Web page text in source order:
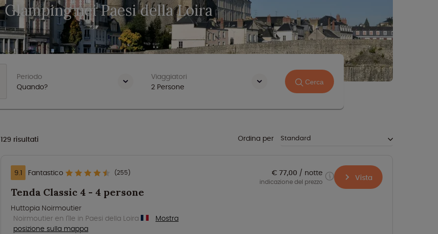
Glamping nei Paesi della Loira
Periodo
Quando?
Viaggiatori
2 Persone Cerca
Ordina per
129 risultati
9.1 Fantastico (255)
Tenda Classic 4 - 4 persone
Huttopia Noirmoutier
Noirmoutier en l'île in Paesi della Loira
Mostra
posizione sulla mappa
€ 77,00 notte
indicazione del prezzo Vista